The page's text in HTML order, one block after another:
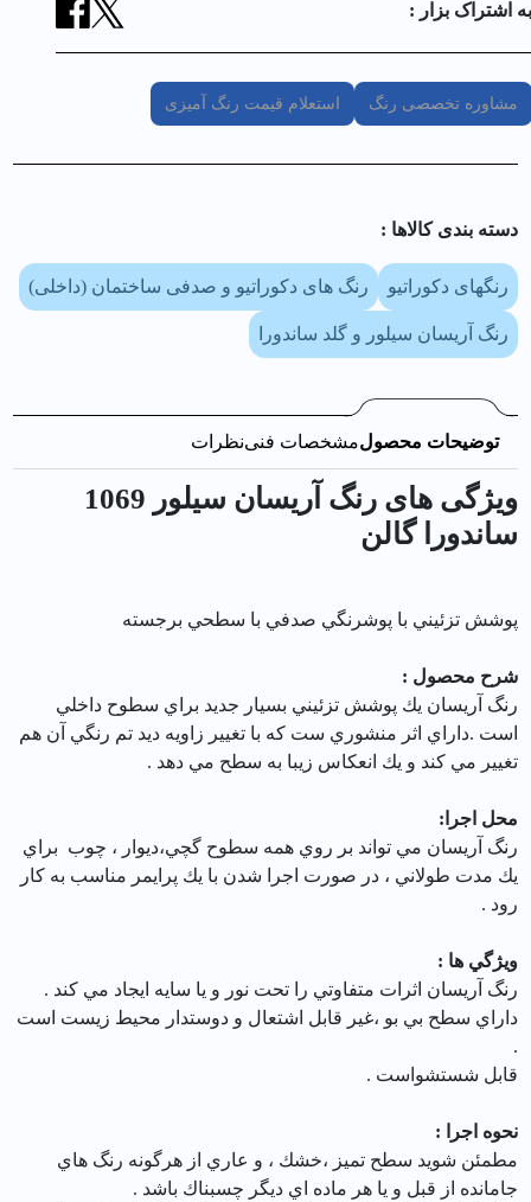
به اشتراک بزار :
مشاوره تخصصی رنگ استعلام قیمت رنگ آمیزی
دسته بندی کالا‌ها :
رنگهای دکوراتیو رنگ های دکوراتیو و صدفی ساختمان (داخلی)
رنگ آریسان سیلور و گلد ساندورا
توضیحات محصولمشخصات فنینظرات
ویژگی های رنگ آريسان سيلور 1069
ساندورا گالن
پوشش تزئيني با پوشرنگي صدفي با سطحي برجسته
شرح محصول :
رنگ آريسان يك پوشش تزئيني بسيار جديد براي سطوح داخلي
است .داراي اثر منشوري ست كه با تغيير زاويه ديد تم رنگي آن هم
تغيير مي كند و يك انعكاس زيبا به سطح مي دهد .
محل اجرا:
رنگ آریسان مي تواند بر روي همه سطوح گچي،‌ديوار ، چوب براي
يك مدت طولاني ، در صورت اجرا شدن با يك پرايمر مناسب ‌به كار
رود .
ويژگي ها :
رنگ آريسان اثرات متفاوتي را تحت نور و يا سايه ايجاد مي كند .
داراي سطح بي بو ،‌غير قابل اشتعال و دوستدار محيط زيست است
.
قابل شستشواست .
نحوه اجرا :
مطمئن شويد سطح تميز ،‌خشك ، و عاري از هرگونه رنگ هاي
جامانده از قبل و يا هر ماده اي ديگر چسبناك باشد .